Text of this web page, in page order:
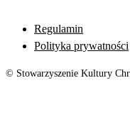
Regulamin
Polityka prywatności
© Stowarzyszenie Kultury